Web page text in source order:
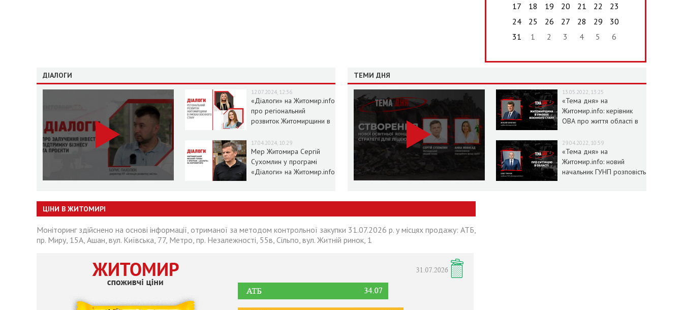
17
18 19 20 21 22
23
24
25 26 27 28 29
30
31
1 2 3 4 5 6
ДІАЛОГИ
12.07.2024, 12:36
«Діалоги» на Житомир.info
про регіональний
розвиток Житомирщини в
17.04.2024, 10:29
Мер Житомира Сергій
Сухомлин у програмі
«Діалоги» на Житомир.info
ТЕМИ ДНЯ
13.05.2022, 13:25
«Тема дня» на
Житомир.info: керівник
ОВА про життя області в
29.04.2022, 10:59
«Тема дня» на
Житомир.info: новий
начальник ГУНП розповість
ЦІНИ В ЖИТОМИРІ
Моніторинг здійснено на основі інформації, отриманої за методом контрольної закупки 31.07.2026 р. у місцях продажу: АТБ,
пр. Миру, 15А, Ашан, вул. Київська, 77, Метро, пр. Незалежності, 55в, Сільпо, вул. Житній ринок, 1